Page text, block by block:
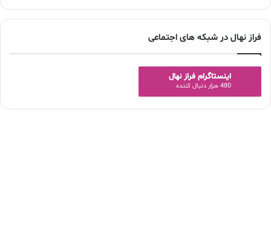
فراز نهال در شبکه های اجتماعی
اینستاگرام فراز نهال
480 هزار دنبال کننده